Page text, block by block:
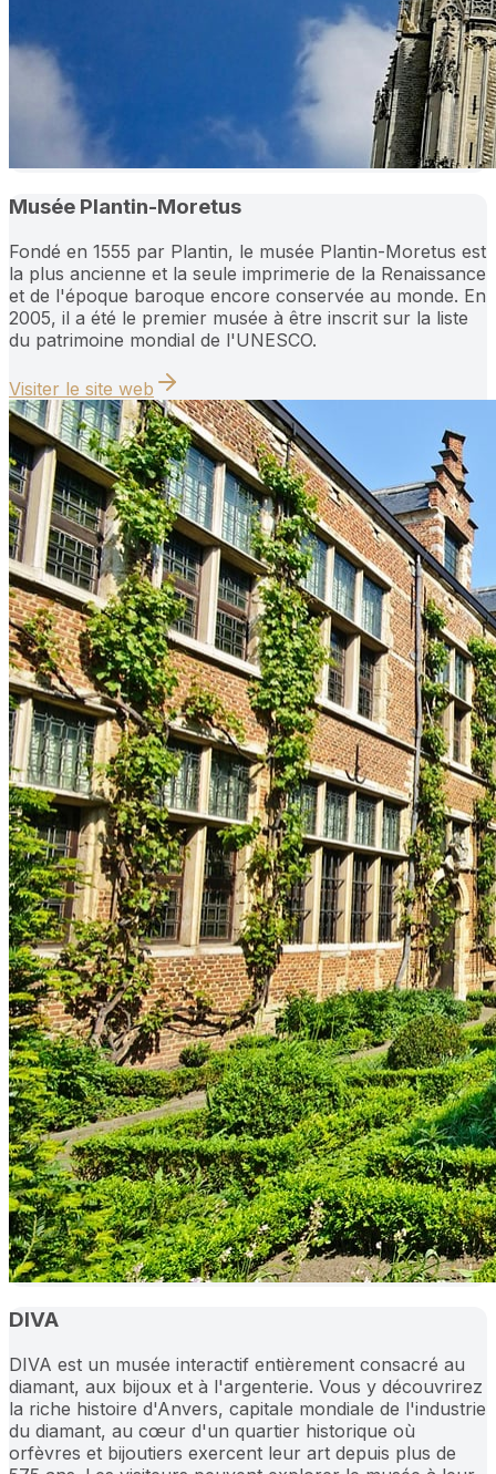
Musée Plantin-Moretus
Fondé en 1555 par Plantin, le musée Plantin-Moretus est
la plus ancienne et la seule imprimerie de la Renaissance
et de l'époque baroque encore conservée au monde. En
2005, il a été le premier musée à être inscrit sur la liste
du patrimoine mondial de l'UNESCO.
Visiter le site web
DIVA
DIVA est un musée interactif entièrement consacré au
diamant, aux bijoux et à l'argenterie. Vous y découvrirez
la riche histoire d'Anvers, capitale mondiale de l'industrie
du diamant, au cœur d'un quartier historique où
orfèvres et bijoutiers exercent leur art depuis plus de